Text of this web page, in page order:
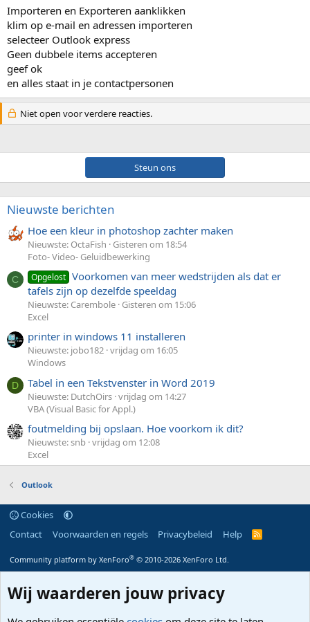
Importeren en Exporteren aanklikken
klim op e-mail en adressen importeren
selecteer Outlook express
Geen dubbele items accepteren
geef ok
en alles staat in je contactpersonen
Niet open voor verdere reacties.
Steun ons
Nieuwste berichten
Hoe een kleur in photoshop zachter maken
Nieuwste: OctaFish
Gisteren om 18:54
Foto- Video- Geluidbewerking
C Opgelost Voorkomen van meer wedstrijden als dat er
tafels zijn op dezelfde speeldag
Nieuwste: Carembole Gisteren om 15:06
Excel
printer in windows 11 installeren
Nieuwste: jobo182 vrijdag om 16:05
Windows
D Tabel in een Tekstvenster in Word 2019
Nieuwste: DutchOirs vrijdag om 14:27
VBA (Visual Basic for Appl.)
foutmelding bij opslaan. Hoe voorkom ik dit?
Nieuwste: snb vrijdag om 12:08
Excel
Outlook
Cookies
Contact
Voorwaarden en regels Privacybeleid Help
R
Community platform by XenForo® © 2010-2026 XenForo Ltd.
Wij waarderen jouw privacy